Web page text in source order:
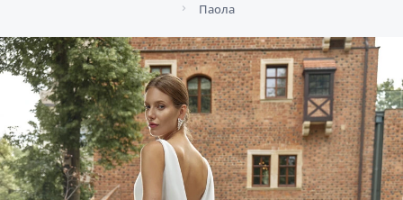
Паола